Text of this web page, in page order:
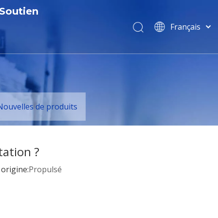
de R&D
FAQ
Français
ไทย
Pусский
de produits
?
Propulsé